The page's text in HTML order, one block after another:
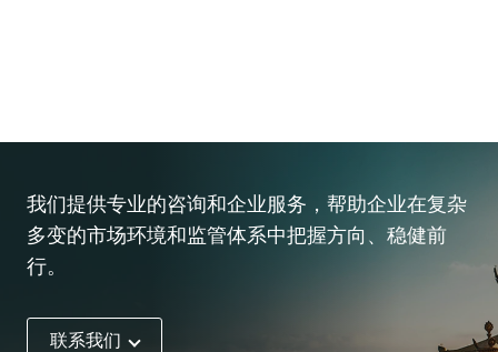
我们提供专业的咨询和企业服务，帮助企业在复杂
多变的市场环境和监管体系中把握方向、稳健前
行。
联系我们